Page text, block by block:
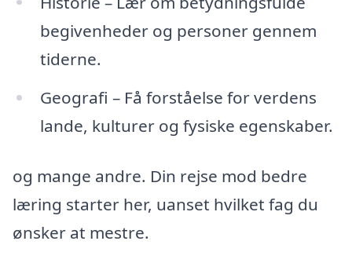
begivenheder og personer gennem
tiderne.
Geografi – Få forståelse for verdens
lande, kulturer og fysiske egenskaber.
og mange andre. Din rejse mod bedre
læring starter her, uanset hvilket fag du
ønsker at mestre.